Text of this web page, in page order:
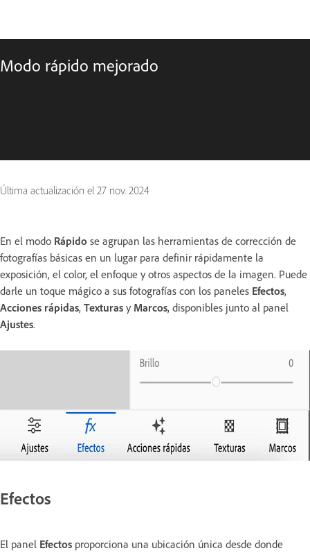
Modo rápido mejorado
Última actualización el 27 nov. 2024
En el modo Rápido se agrupan las herramientas de corrección de
fotografías básicas en un lugar para definir rápidamente la
exposición, el color, el enfoque y otros aspectos de la imagen. Puede
darle un toque mágico a sus fotografías con los paneles Efectos,
Acciones rápidas, Texturas y Marcos, disponibles junto al panel
Ajustes.
Efectos
El panel Efectos proporciona una ubicación única desde donde